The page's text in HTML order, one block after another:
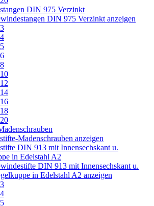
DIN 975 Verzinkt
DIN 975 Verzinkt anzeigen
Madenschrauben anzeigen
DIN 913 mit Innensechskant u.
in Edelstahl A2
DIN 913 mit Innensechskant u.
in Edelstahl A2 anzeigen